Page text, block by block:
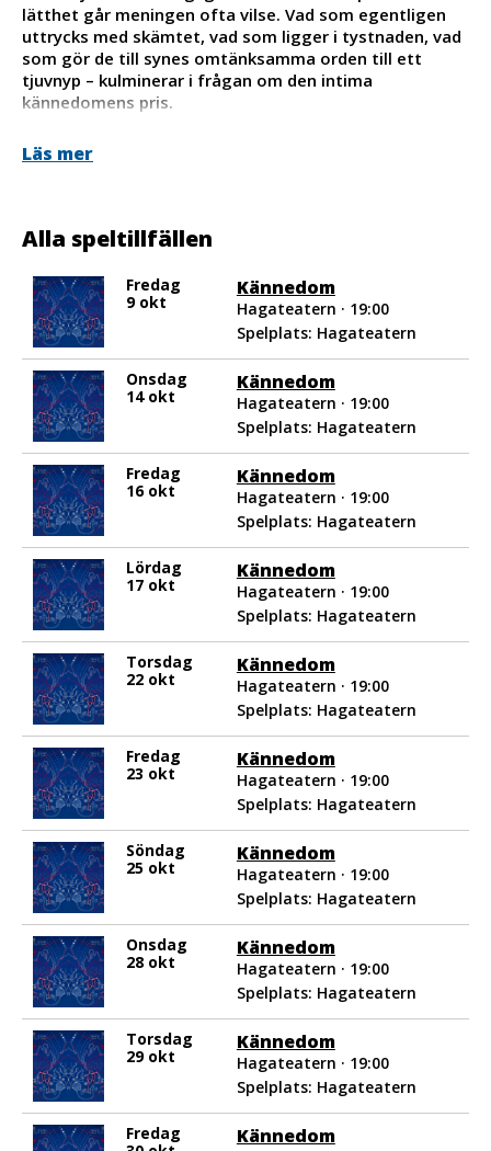
lätthet går meningen ofta vilse. Vad som egentligen
uttrycks med skämtet, vad som ligger i tystnaden, vad
som gör de till synes omtänksamma orden till ett
tjuvnyp – kulminerar i frågan om den intima
kännedomens pris.
På scen:Ylva Nilsson & Sara Klingvall
Scenograf, Kostym- och Maskdesigner:
Saikkonen
Ljusdesigner:
Föreställningstekniker:
Amanda Nord
Konstruktör:
Krister “Kritan” Nylander
Producent & Grafisk formgivare:Hanna Haag
Läs mer
Alla speltillfällen
Fredag
9 okt
Kännedom
Hagateatern · 19:00
Spelplats: Hagateatern
Onsdag
14 okt
Kännedom
Hagateatern · 19:00
Spelplats: Hagateatern
Fredag
16 okt
Kännedom
Hagateatern · 19:00
Spelplats: Hagateatern
Lördag
17 okt
Kännedom
Hagateatern · 19:00
Spelplats: Hagateatern
Torsdag
22 okt
Kännedom
Hagateatern · 19:00
Spelplats: Hagateatern
Fredag
23 okt
Kännedom
Hagateatern · 19:00
Spelplats: Hagateatern
Söndag
25 okt
Kännedom
Hagateatern · 19:00
Spelplats: Hagateatern
Onsdag
28 okt
Kännedom
Hagateatern · 19:00
Spelplats: Hagateatern
Torsdag
29 okt
Kännedom
Hagateatern · 19:00
Spelplats: Hagateatern
Fredag
Kännedom